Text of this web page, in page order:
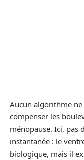
Aucun algorithme
compenser les
ménopause. Ici, pas
instantanée : le
biologique, mais il